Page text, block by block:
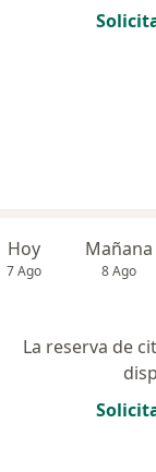
Hoy
7 Ago
Mañana
8 Ago
La reserva de